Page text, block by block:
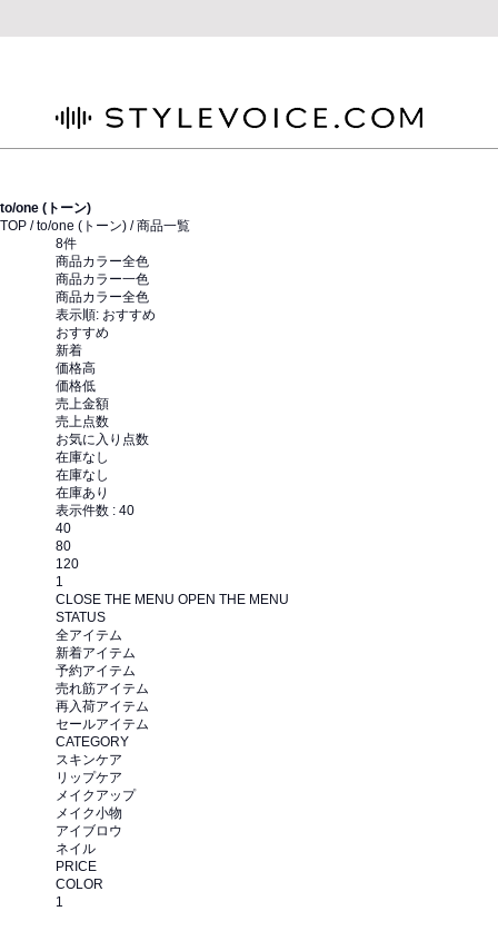
to/one (トーン)
TOP /to/one (トーン) / 商品一覧
8件
商品カラー全色
商品カラー一色
商品カラー全色
表示順: おすすめ
おすすめ
新着
価格高
価格低
売上金額
売上点数
お気に入り点数
在庫なし
在庫なし
在庫あり
表示件数 : 40
40
80
120
1
CLOSE THE MENU OPEN THE MENU
STATUS
全アイテム
新着アイテム
予約アイテム
売れ筋アイテム
再入荷アイテム
セールアイテム
CATEGORY
スキンケア
リップケア
メイクアップ
メイク小物
アイブロウ
ネイル
PRICE
COLOR
1